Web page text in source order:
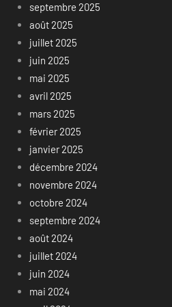
septembre 2025
août 2025
juillet 2025
juin 2025
mai 2025
avril 2025
mars 2025
février 2025
janvier 2025
décembre 2024
novembre 2024
octobre 2024
septembre 2024
août 2024
juillet 2024
juin 2024
mai 2024